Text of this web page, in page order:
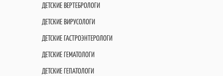
ДЕТСКИЕ ВЕРТЕБРОЛОГИ
ДЕТСКИЕ ВИРУСОЛОГИ
ДЕТСКИЕ ГАСТРОЭНТЕРОЛОГИ
ДЕТСКИЕ ГЕМАТОЛОГИ
ДЕТСКИЕ ГЕПАТОЛОГИ